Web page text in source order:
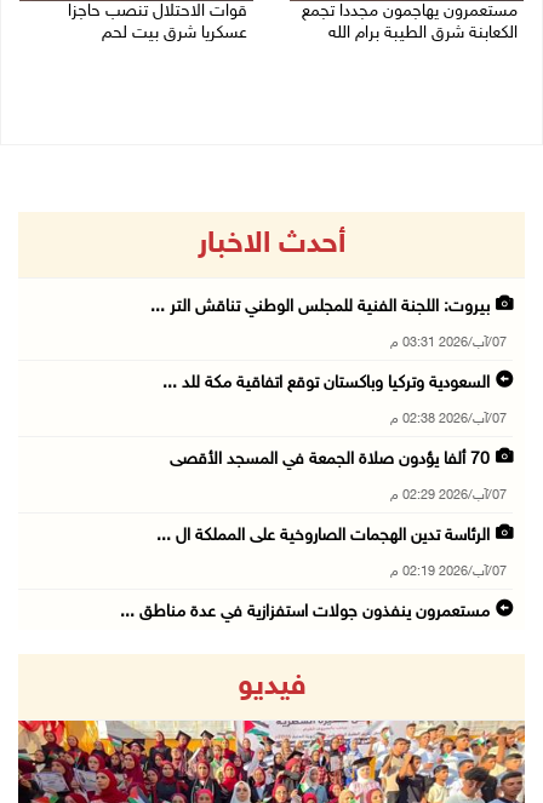
مستعمرون يهاجمون مجددا تجمع
الكعابنة شرق الطيبة برام الله
قوات الاحتلال تنصب حاجزا
عسكريا شرق بيت لحم
أحدث الاخبار
بيروت: اللجنة الفنية للمجلس الوطني تناقش التر ...
07/آب/2026 03:31 م
السعودية وتركيا وباكستان توقع اتفاقية مكة للد ...
07/آب/2026 02:38 م
70 ألفا يؤدون صلاة الجمعة في المسجد الأقصى
07/آب/2026 02:29 م
الرئاسة تدين الهجمات الصاروخية على المملكة ال ...
07/آب/2026 02:19 م
مستعمرون ينفذون جولات استفزازية في عدة مناطق ...
أمين عام الجامعة العربية يحذر من نهج إسرائيل ...
07/آب/2026 01:41 م
مستعمرون يهاجمون صهريجا للمياه في خلايل اللوز ...
فيديو